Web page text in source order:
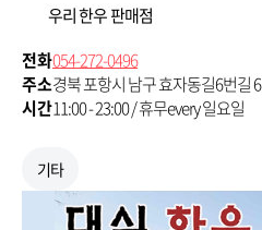
우리 한우 판매점
전화054-272-0496
주소경북 포항시 남구 효자동길6번길 6
시간11:00 - 23:00 / 휴무every 일요일
기타